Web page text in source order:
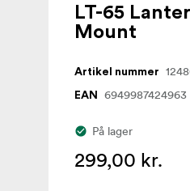
LT-65
Mount
Artikel nummer
EAN 6949987424963
På lager
299,00 kr.